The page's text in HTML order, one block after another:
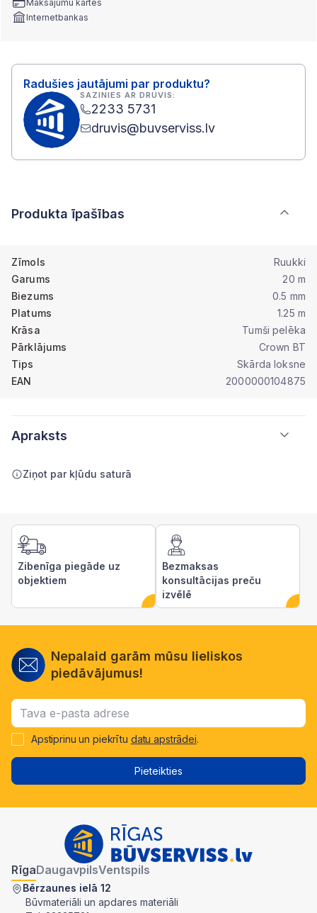
Maksājumu kartes
Internetbankas
Radušies jautājumi par produktu?
SAZINIES AR DRUVIS:
2233 5731
druvis@buvserviss.lv
Produkta īpašības
Zīmols
Ruukki
Garums
20 m
Biezums
0.5 mm
Platums
1.25 m
Krāsa
Tumši pelēka
Pārklājums
Crown BT
Tips
Skārda loksne
EAN
2000000104875
Apraksts
Ziņot par kļūdu saturā
Zibenīga piegāde uz
objektiem
Bezmaksas
konsultācijas preču
izvēlē
Nepalaid garām mūsu lieliskos
piedāvājumus!
Apstiprinu un piekrītu datu apstrādei.
Pieteikties
RīgaDaugavpilsVentspils
Bērzaunes ielā 12
Būvmateriāli un apdares materiāli